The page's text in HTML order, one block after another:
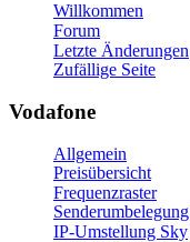
Willkommen
Forum
Letzte Änderungen
Zufällige Seite
Vodafone
Allgemein
Preisübersicht
Frequenzraster
Senderumbelegung
IP-Umstellung Sky